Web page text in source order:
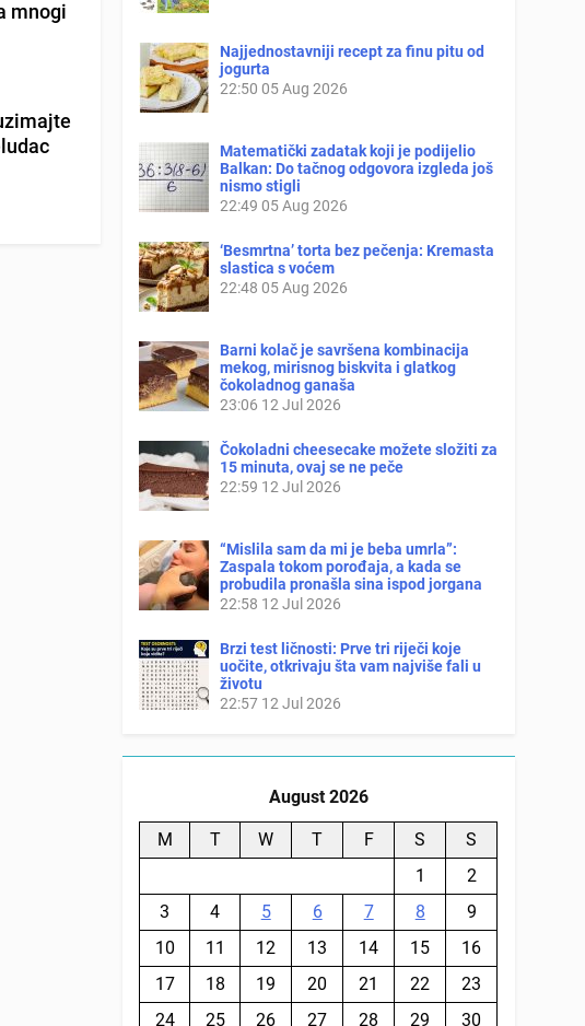
mnogi
Najjednostavniji recept za finu pitu od
jogurta
22:50 05 Aug 2026
Matematički zadatak koji je podijelio
Balkan: Do tačnog odgovora izgleda još
nismo stigli
22:49 05 Aug 2026
‘Besmrtna’ torta bez pečenja: Kremasta
slastica s voćem
22:48 05 Aug 2026
Barni kolač je savršena kombinacija
mekog, mirisnog biskvita i glatkog
čokoladnog ganaša
23:06 12 Jul 2026
Čokoladni cheesecake možete složiti za
15 minuta, ovaj se ne peče
22:59 12 Jul 2026
“Mislila sam da mi je beba umrla”:
Zaspala tokom porođaja, a kada se
probudila pronašla sina ispod jorgana
22:58 12 Jul 2026
Brzi test ličnosti: Prve tri riječi koje
uočite, otkrivaju šta vam najviše fali u
životu
22:57 12 Jul 2026
August 2026
M T W T F S
S
1
2
3
4 5 6 7 8
9
10
11 12 13 14 15
16
17
18 19 20 21 22
23
24
25 26 27 28 29 30